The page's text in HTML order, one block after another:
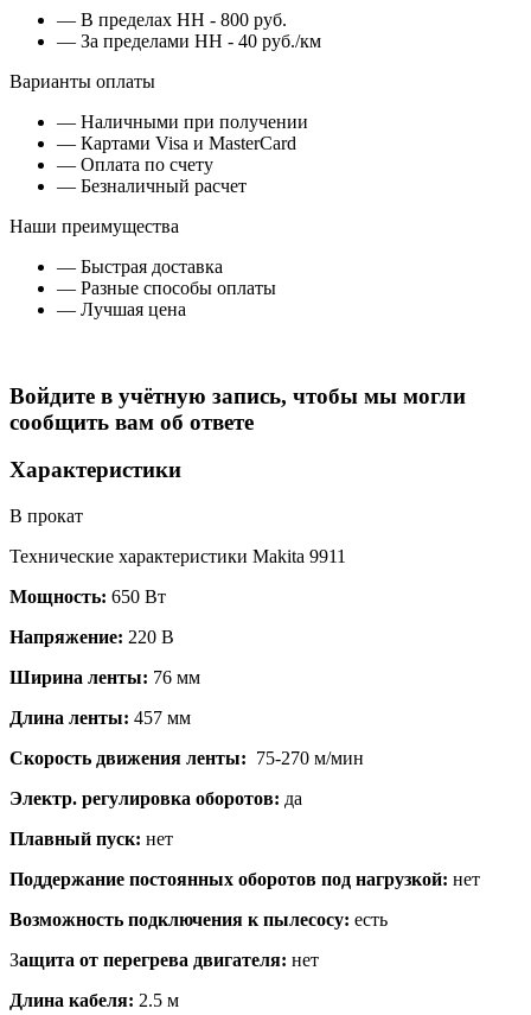
— В пределах НН - 800 руб.
— За пределами НН - 40 руб./км
Варианты оплаты
— Наличными при получении
— Картами Visa и MasterCard
— Оплата по счету
— Безналичный расчет
Наши преимущества
— Быстрая доставка
— Разные способы оплаты
— Лучшая цена
Войдите в учётную запись, чтобы мы могли
сообщить вам об ответе
Характеристики
В прокат
Технические характеристики Makita 9911
Мощность: 650 Вт
Напряжение: 220 В
Ширина ленты: 76 мм
Длина ленты: 457 мм
Скорость движения ленты: 75-270 м/мин
Электр. регулировка оборотов: да
Плавный пуск: нет
Поддержание постоянных оборотов под нагрузкой: нет
Возможность подключения к пылесосу: есть
Защита от перегрева двигателя: нет
Длина кабеля: 2.5 м